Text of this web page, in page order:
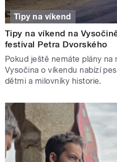
Tipy na víkend
Tipy na víkend na
festival Petra Dvorského
Pokud ještě nemáte plány na
Vysočina o víkendu nabízí
dětmi a milovníky historie.